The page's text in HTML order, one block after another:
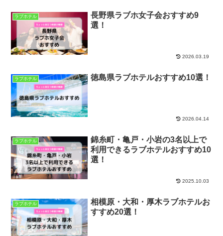
ラブホテル
長野県ラブホ女子会おすすめ9
選！
2026.03.19
ラブホテル 徳島県ラブホテルおすすめ10選！
2026.04.14
ラブホテル
錦糸町・亀戸・小岩の3名以上で
利用できるラブホテルおすすめ10
選！
2025.10.03
ラブホテル
相模原・大和・厚木ラブホテルお
すすめ20選！